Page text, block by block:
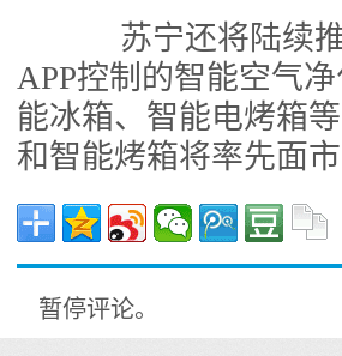
苏宁还将陆续推
APP控制的智能空气
能冰箱、智能电烤箱
和智能烤箱将率先面市
暂停评论。